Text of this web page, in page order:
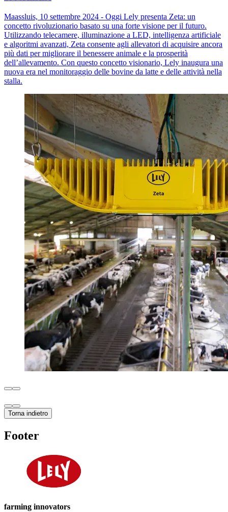
Maassluis, 10 settembre 2024 - Oggi Lely presenta Zeta: un
concetto rivoluzionario basato su una forte visione per il futuro.
Utilizzando telecamere, illuminazione a LED, intelligenza artificiale
e algoritmi avanzati, Zeta consente agli allevatori di acquisire ancora
più dati per migliorare il benessere animale e la prosperità
dell’allevamento. Con questo concetto visionario, Lely inaugura una
nuova era nel monitoraggio delle bovine da latte e delle attività nella
stalla.
Torna indietro
Footer
farming innovators